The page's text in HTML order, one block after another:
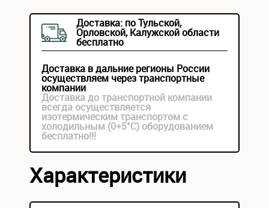
Доставка: по Тульской,
Орловской, Калужской области
бесплатно
Доставка в дальние регионы России
осуществляем через транспортные
компании
Доставка до транспортной компании
всегда осуществляется
изотермическим транспортом с
холодильным (0+5°С) оборудованием
бесплатно!!!
Характеристики